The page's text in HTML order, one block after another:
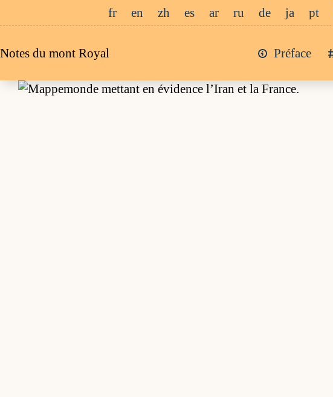
au
fr en zh es ar ru de ja pt
Notes du mont Royal Préface